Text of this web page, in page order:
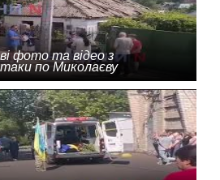
фото та відео з
по Миколаєву